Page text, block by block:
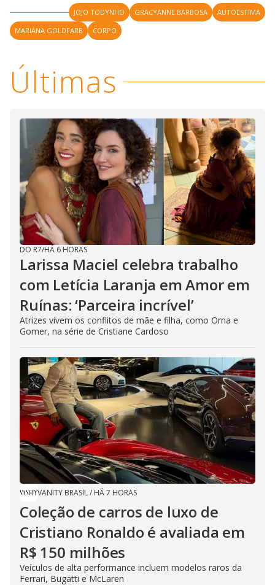
JOJO TODYNHO GRACYANNE BARBOSA
AUTOESTIMA
MARIANA GOLDFARB
CORPO
Últimas
DO R7/HÁ 6 HORAS
Larissa Maciel celebra trabalho
com Letícia Laranja em Amor em
Ruínas: ‘Parceira incrível’
Atrizes vivem os conflitos de mãe e filha, como Orna e
Gomer, na série de Cristiane Cardoso
VANITY BRASIL/ HÁ 7 HORAS
Coleção de carros de luxo de
Cristiano Ronaldo é avaliada em
R$ 150 milhões
Veículos de alta performance incluem modelos raros da
Ferrari, Bugatti e McLaren